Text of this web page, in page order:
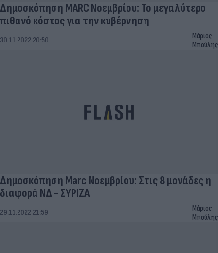
Δημοσκόπηση MARC Νοεμβρίου: Το μεγαλύτερο
πιθανό κόστος για την κυβέρνηση
30.11.2022 20:50
Μάριος
Μπούλης
Δημοσκόπηση Marc Νοεμβρίου: Στις 8 μονάδες η
διαφορά ΝΔ - ΣΥΡΙΖΑ
29.11.2022 21:59
Μάριος
Μπούλης